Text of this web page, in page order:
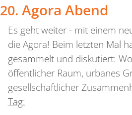
Agora Abend
Es geht weiter - mit einem
die Agora! Beim letzten Mal
gesammelt und diskutiert:
öffentlicher Raum, urbanes
gesellschaftlicher
Tag: